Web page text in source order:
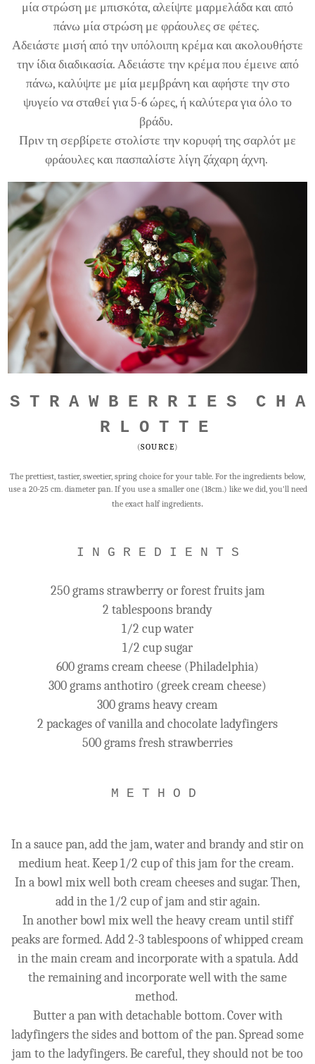
μία στρώση με μπισκότα, αλείψτε μαρμελάδα και από
πάνω μία στρώση με φράουλες σε φέτες.
Αδειάστε μισή από την υπόλοιπη κρέμα και ακολουθήστε
την ίδια διαδικασία. Αδειάστε την κρέμα που έμεινε από
πάνω, καλύψτε με μία μεμβράνη και αφήστε την στο
ψυγείο να σταθεί για 5-6 ώρες, ή καλύτερα για όλο το
βράδυ.
Πριν τη σερβίρετε στολίστε την κορυφή της σαρλότ με
φράουλες και πασπαλίστε λίγη ζάχαρη άχνη.
S T R A W B E R R I E S C H A
R L O T T E
(SOURCE)
The prettiest, tastier, sweetier, spring choice for your table. For the ingredients below,
use a 20-25 cm. diameter pan. If you use a smaller one (18cm.) like we did, you'll need
the exact half ingredients.
I N G R E D I E N T S
250 grams strawberry or forest fruits jam
2 tablespoons brandy
1/2 cup water
1/2 cup sugar
600 grams cream cheese (Philadelphia)
300 grams anthotiro (greek cream cheese)
300 grams heavy cream
2 packages of vanilla and chocolate ladyfingers
500 grams fresh strawberries
M E T H O D
In a sauce pan, add the jam, water and brandy and stir on
medium heat. Keep 1/2 cup of this jam for the cream.
In a bowl mix well both cream cheeses and sugar. Then,
add in the 1/2 cup of jam and stir again.
In another bowl mix well the heavy cream until stiff
peaks are formed. Add 2-3 tablespoons of whipped cream
in the main cream and incorporate with a spatula. Add
the remaining and incorporate well with the same
method.
Butter a pan with detachable bottom. Cover with
ladyfingers the sides and bottom of the pan. Spread some
jam to the ladyfingers. Be careful, they should not be too